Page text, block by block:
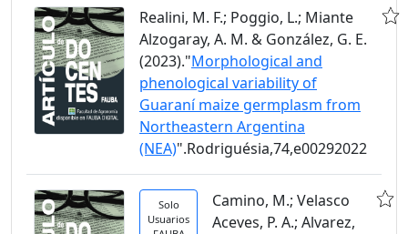
Realini, M. F.; Poggio, L.; Miante
Alzogaray, A. M. & González, G. E.
(2023)."Morphological and
phenological variability of
Guaraní maize germplasm from
Northeastern Argentina
(NEA)".Rodriguésia,74,e00292022
Solo
Usuarios
Camino, M.; Velasco
Aceves, P. A.; Alvarez,